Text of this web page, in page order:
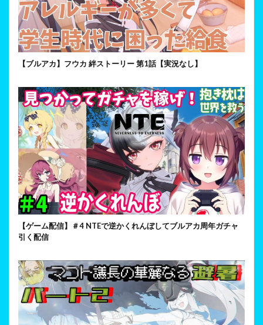
【ブルアカ】フウカ 絆ストーリー 第1話【実況なし】
【ゲーム配信】＃4 NTEで逆かくれんぼしてブルアカ周年ガチャ
引く配信